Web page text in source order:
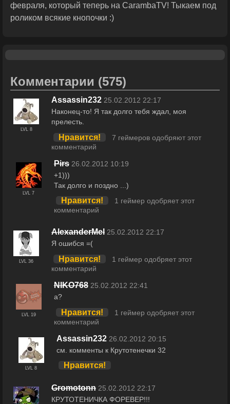
февраля, который теперь на CarambaTV! Тыкаем под
роликом всякие кнопочки :)
Комментарии (575)
LVL 8
Assassin232 25.02.2012 22:17
Наконец-то! Я так долго тебя ждал, моя
прелесть.
Нравится!
7 геймеров одобряют этот
комментарий
LVL 7
Pirs 26.02.2012 10:19
+1)))
Так долго и поздно ...)
Нравится!
1 геймер одобряет этот
комментарий
LVL 36
AlexanderMel 25.02.2012 22:17
Я ошибся =(
Нравится!
1 геймер одобряет этот
комментарий
LVL 19
NIKO768 25.02.2012 22:41
а?
Нравится!
1 геймер одобряет этот
комментарий
LVL 8
Assassin232 26.02.2012 20:15
см. комменты к Крутотенечки 32
Нравится!
Gromotonn 25.02.2012 22:17
КРУТОТЕНИЧКА ФОРЕВЕР!!!